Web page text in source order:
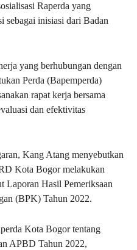
Raperda yang
sebagai inisiasi dari Badan
yang berhubungan dengan
Perda (Bapemperda)
rapat kerja bersama
dan efektivitas
Kang Atang menyebutkan
Kota Bogor melakukan
Laporan Hasil Pemeriksaan
(BPK) Tahun 2022.
Kota Bogor tentang
APBD Tahun 2022,